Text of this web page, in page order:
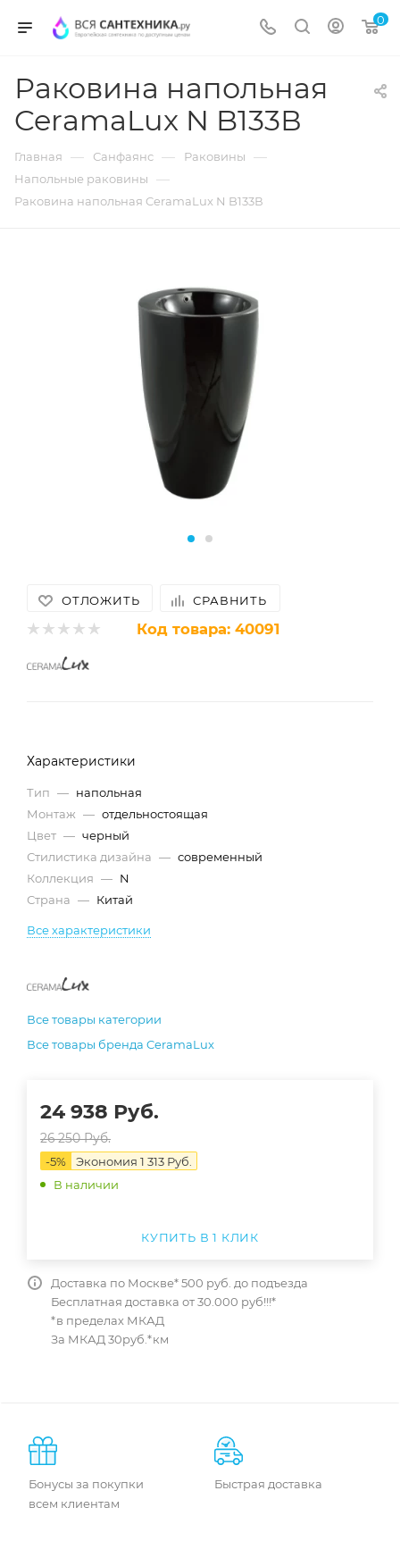
0
Раковина напольная
CeramaLux N B133В
Главная — Санфаянс — Раковины —
Напольные раковины —
Раковина напольная CeramaLux N B133В
ОТЛОЖИТЬ СРАВНИТЬ
Код товара: 40091
Характеристики
Тип — напольная
Монтаж — отдельностоящая
Цвет — черный
Стилистика дизайна — современный
Коллекция — N
Страна — Китай
Все характеристики
Все товары категории
Все товары бренда CeramaLux
24 938 Руб.
26 250Руб.
-5% Экономия 1 313 Руб.
В наличии
КУПИТЬ В 1 КЛИК
Доставка по Москве* 500 руб. до подъезда
Бесплатная доставка от 30.000 руб!!!*
*в пределах МКАД
За МКАД 30руб.*км
Бонусы за покупки
всем клиентам
Быстрая доставка